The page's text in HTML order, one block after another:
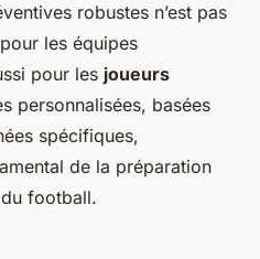
robustes n’est pas
les équipes
pour les joueurs
personnalisées, basées
spécifiques,
de la préparation
football.